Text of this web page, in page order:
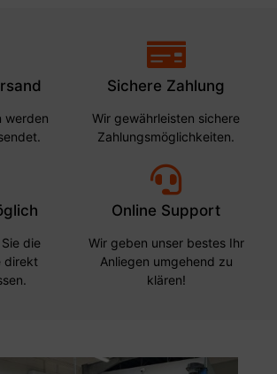
werden
Sichere Zahlung
Wir gewährleisten sichere
Zahlungsmöglichkeiten.
die
direkt
Online Support
Wir geben unser bestes Ihr
Anliegen umgehend zu
klären!